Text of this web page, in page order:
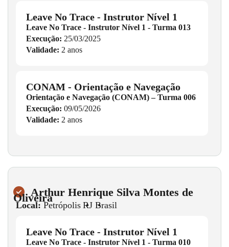
Leave No Trace - Instrutor Nível 1
Leave No Trace - Instrutor Nível 1 - Turma 013
Execução: 25/03/2025
Validade: 2 anos
CONAM - Orientação e Navegação
Orientação e Navegação (CONAM) – Turma 006
Execução: 09/05/2026
Validade: 2 anos
Arthur Henrique Silva Montes de
Oliveira
Local: Petrópolis •
RJ •
Brasil
Leave No Trace - Instrutor Nível 1
Leave No Trace - Instrutor Nível 1 - Turma 010